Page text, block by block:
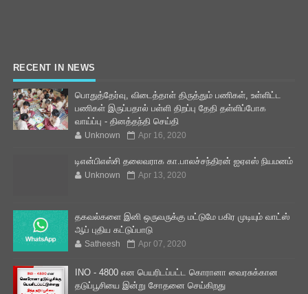
RECENT IN NEWS
பொதுத்தேர்வு, விடைத்தாள் திருத்தும் பணிகள், உள்ளிட்ட
பணிகள் இருப்பதால் பள்ளி திறப்பு தேதி தள்ளிப்போக
வாய்ப்பு - தினத்தந்தி செய்தி
Unknown Apr 16, 2020
டிஎன்பிஎஸ்சி தலைவராக கா.பாலச்சந்திரன் ஐஏஎஸ் நியமனம்
Unknown Apr 13, 2020
தகவல்களை இனி ஒருவருக்கு மட்டுமே பகிர முடியும் வாட்ஸ்
ஆப் புதிய கட்டுப்பாடு
Satheesh Apr 07, 2020
INO - 4800 என பெயரிடப்பட்ட கொரானா வைரசுக்கான
தடுப்பூசியை இன்று சோதனை செய்கிறது